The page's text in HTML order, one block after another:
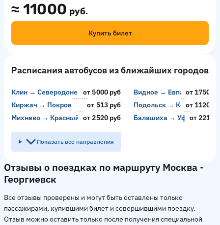
≈ 11000 руб.
Купить билет
Расписания автобусов из ближайших городов
Клин → Северодонецкот 5000 руб Видное → Евпатория
от 17500
Киржач → Покров
от 513 руб Подольск → Керчьот 11200
Михнево → Красный Колосот 2520 руб Балашиха → Уфаот 2218
Показать все направления
Отзывы о поездках по маршруту Москва -
Георгиевск
Все отзывы проверены и могут быть оставлены только
пассажирами, купившими билет и совершившими поездку.
Отзыв можно оставить только после получения специальной